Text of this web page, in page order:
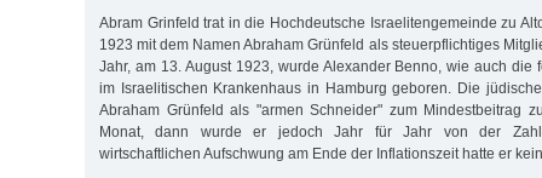
Abram Grinfeld trat in die Hochdeutsche Israelitengemeinde zu
1923 mit dem Namen Abraham Grünfeld als steuerpflichtiges
Jahr, am 13. August 1923, wurde Alexander Benno, wie auch die
im Israelitischen Krankenhaus in Hamburg geboren. Die
Abraham Grünfeld als "armen Schneider" zum Mindestbeitrag
Monat, dann wurde er jedoch Jahr für Jahr von der
wirtschaftlichen Aufschwung am Ende der Inflationszeit hatte er